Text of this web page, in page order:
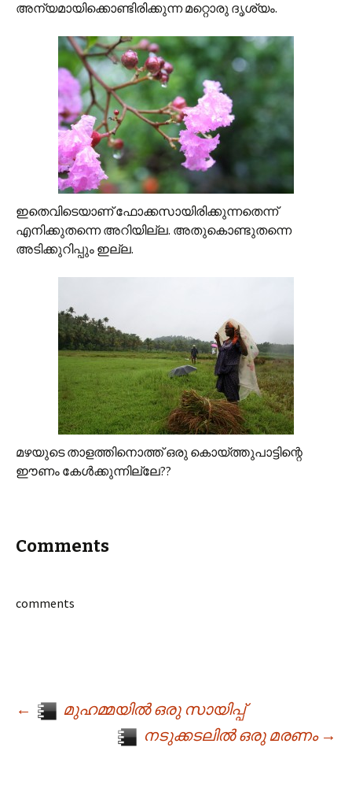
അന്യമായിക്കൊണ്ടിരിക്കുന്ന മറ്റൊരു ദൃശ്യം.
ഇതെവിടെയാണ് ഫോക്കസായിരിക്കുന്നതെന്ന്
എനിക്കുതന്നെ അറിയില്ല. അതുകൊണ്ടുതന്നെ
അടിക്കുറിപ്പും ഇല്ല.
മഴയുടെ താളത്തിനൊത്ത് ഒരു കൊയ്ത്തുപാട്ടിന്റെ
ഈണം കേള്‍ക്കുന്നില്ലേ??
Comments
comments
Post navigation
←
മുഹമ്മയില്‍ ഒരു സായിപ്പ്
നടുക്കടലില്‍ ഒരു മരണം →